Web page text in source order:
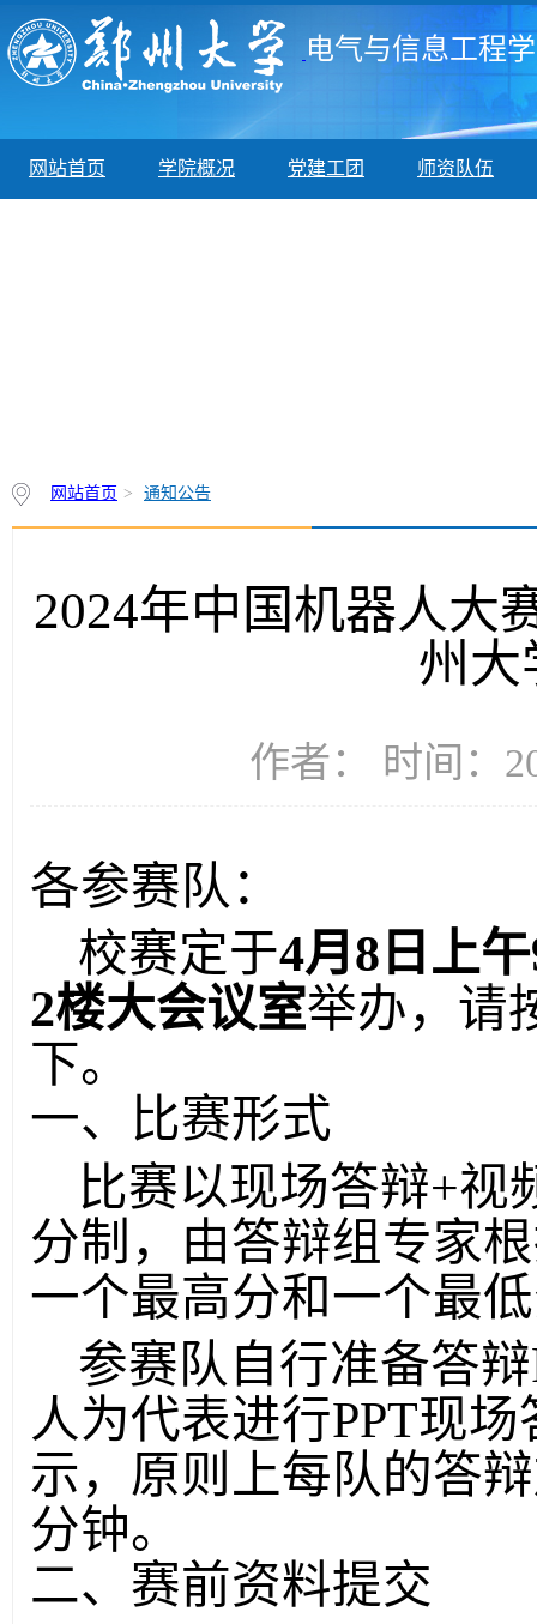
电气与信息工程
网站首页 学院概况 党建工团 师资队伍
网站首页 > 通知公告
2024年中国机器人大
州大
作者： 时间：
各参赛队：
校赛定于4月8日上
2楼大会议室举办，请
下。
一、比赛形式
比赛以现场答辩+视
分制，由答辩组专家
一个最高分和一个最
参赛队自行准备答
人为代表进行PPT现
示，原则上每队的答
分钟。
二、赛前资料提交